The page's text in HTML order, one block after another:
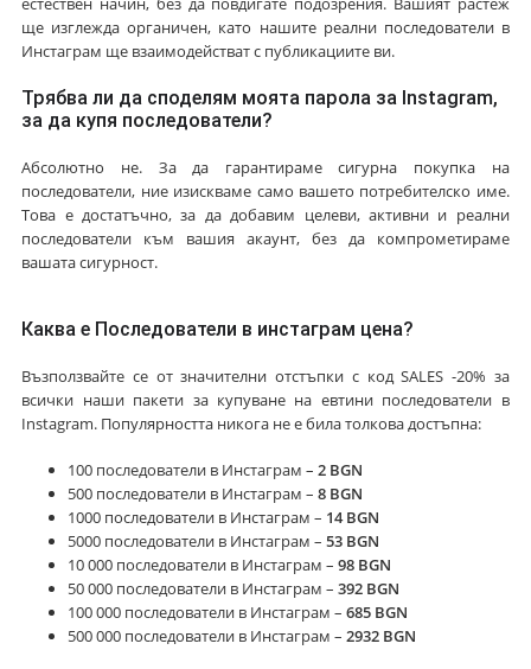
ще изглежда органичен, като нашите реални последователи в
Инстаграм ще взаимодействат с публикациите ви.
Трябва ли да споделям моята парола за Instagram,
за да купя последователи?
Абсолютно не. За да гарантираме сигурна покупка на
последователи, ние изискваме само вашето потребителско име.
Това е достатъчно, за да добавим целеви, активни и реални
последователи към вашия акаунт, без да компрометираме
вашата сигурност.
Каква е Последователи в инстаграм цена?
Възползвайте се от значителни отстъпки с код SALES -20% за
всички наши пакети за купуване на евтини последователи в
Instagram. Популярността никога не е била толкова достъпна:
100 последователи в Инстаграм –2 BGN
500 последователи в Инстаграм – 8 BGN
1000 последователи в Инстаграм – 14 BGN
5000 последователи в Инстаграм –53 BGN
10 000 последователи в Инстаграм –98 BGN
50 000 последователи в Инстаграм –392 BGN
100 000 последователи в Инстаграм –685 BGN
500 000 последователи в Инстаграм –2932 BGN